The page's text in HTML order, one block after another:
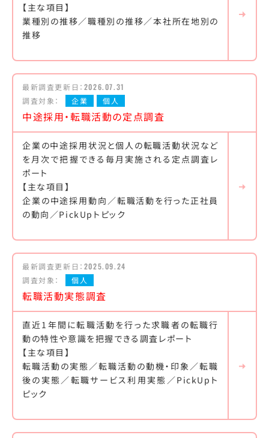
【主な項目】
業種別の推移／職種別の推移／本社所在地別の
推移
最新調査更新日： 2026.07.31
調査対象：
企業 個人
中途採用・転職活動の定点調査
企業の中途採用状況と個人の転職活動状況など
を月次で把握できる毎月実施される定点調査レ
ポート
【主な項目】
企業の中途採用動向／転職活動を行った正社員
の動向／PickUpトピック
最新調査更新日： 2025.09.24
調査対象：
個人
転職活動実態調査
直近1年間に転職活動を行った求職者の転職行
動の特性や意識を把握できる調査レポート
【主な項目】
転職活動の実態／転職活動の動機・印象／転職
後の実態／転職サービス利用実態／PickUpト
ピック